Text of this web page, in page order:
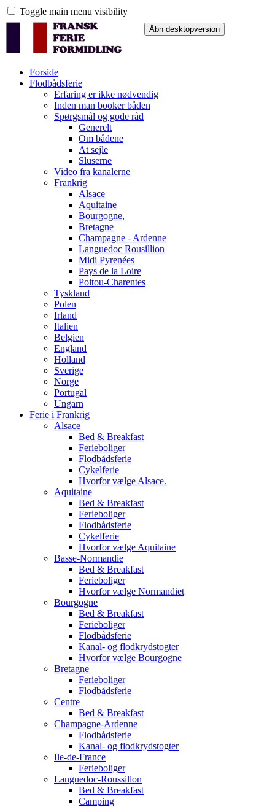
Toggle main menu visibility
Forside
Flodbådsferie
Erfaring er ikke nødvendig
Inden man booker båden
Spørgsmål og gode råd
Generelt
Om bådene
At sejle
Sluserne
Video fra kanalerne
Frankrig
Alsace
Aquitaine
Bourgogne,
Bretagne
Champagne - Ardenne
Languedoc Rousillion
Midi Pyrenées
Pays de la Loire
Poitou-Charentes
Tyskland
Polen
Irland
Italien
Belgien
England
Holland
Sverige
Norge
Portugal
Ungarn
Ferie i Frankrig
Alsace
Bed & Breakfast
Ferieboliger
Flodbådsferie
Cykelferie
Hvorfor vælge Alsace.
Aquitaine
Bed & Breakfast
Ferieboliger
Flodbådsferie
Cykelferie
Hvorfor vælge Aquitaine
Basse-Normandie
Bed & Breakfast
Ferieboliger
Hvorfor vælge Normandiet
Bourgogne
Bed & Breakfast
Ferieboliger
Flodbådsferie
Kanal- og flodkrydstogter
Hvorfor vælge Bourgogne
Bretagne
Ferieboliger
Flodbådsferie
Centre
Bed & Breakfast
Champagne-Ardenne
Flodbådsferie
Kanal- og flodkrydstogter
Ile-de-France
Ferieboliger
Languedoc-Roussillon
Bed & Breakfast
Camping